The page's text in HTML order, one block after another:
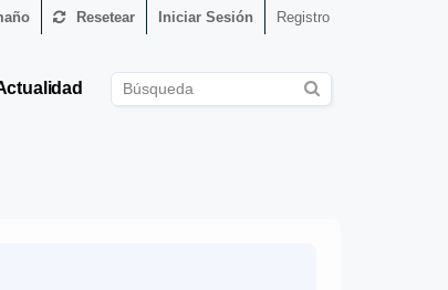
Resetear Iniciar Sesión Registro